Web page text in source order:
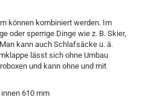
können kombiniert werden. Im
oder sperrige Dinge wie z. B. Skier,
kann auch Schlafsäcke u. ä.
lässt sich ohne Umbau
und kann ohne und mit
610 mm